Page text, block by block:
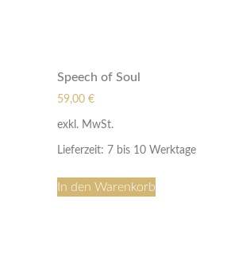
Speech of Soul
59,00 €
exkl. MwSt.
Lieferzeit: 7 bis 10 Werktage
In den Warenkorb